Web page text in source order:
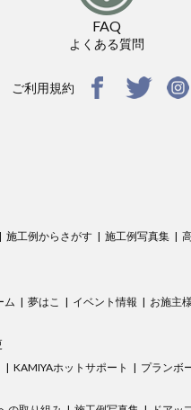
FAQ
よくある質問
ご利用規約
施工例からさがす 施工例写真集
ム 夢はこ イベント情報 お施主
KAMIYAホットサポート プランボ